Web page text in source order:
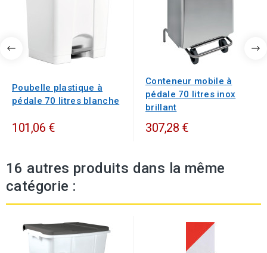
Poubelle plastique à
pédale 70 litres blanche
101,06 €
Conteneur mobile à
pédale 70 litres inox
brillant
307,28 €
16 autres produits dans la même
catégorie :